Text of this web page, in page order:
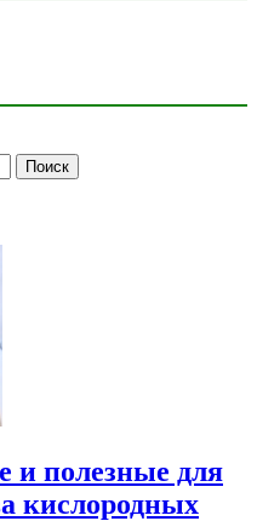
и полезные для
кислородных